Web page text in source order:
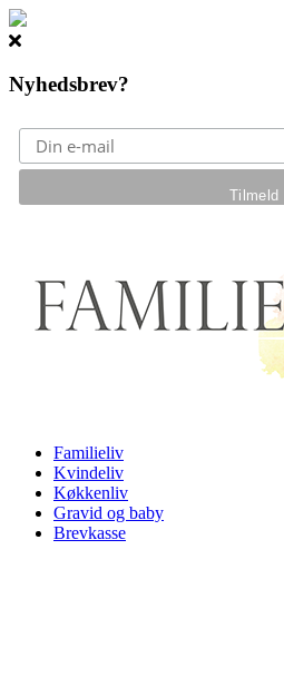
Nyhedsbrev?
Familieliv
Kvindeliv
Køkkenliv
Gravid og baby
Brevkasse